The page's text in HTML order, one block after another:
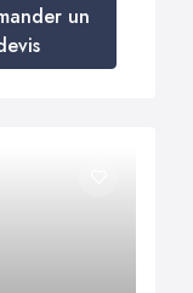
un